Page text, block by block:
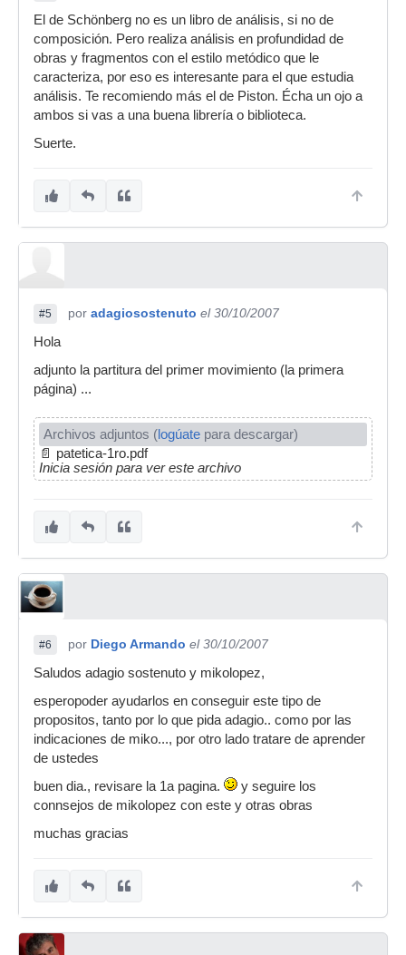
El de Schönberg no es un libro de análisis, si no de
composición. Pero realiza análisis en profundidad de
obras y fragmentos con el estilo metódico que le
caracteriza, por eso es interesante para el que estudia
análisis. Te recomiendo más el de Piston. Écha un ojo a
ambos si vas a una buena librería o biblioteca.
Suerte.
#5 por adagiosostenuto el 30/10/2007
Hola
adjunto la partitura del primer movimiento (la primera
página) ...
Archivos adjuntos (logúate para descargar)
📄
patetica-1ro.pdf
Inicia sesión para ver este archivo
#6 por Diego Armando el 30/10/2007
Saludos adagio sostenuto y mikolopez,
esperopoder ayudarlos en conseguir este tipo de
propositos, tanto por lo que pida adagio.. como por las
indicaciones de miko..., por otro lado tratare de aprender
de ustedes
buen dia., revisare la 1a pagina.
y seguire los
connsejos de mikolopez con este y otras obras
muchas gracias